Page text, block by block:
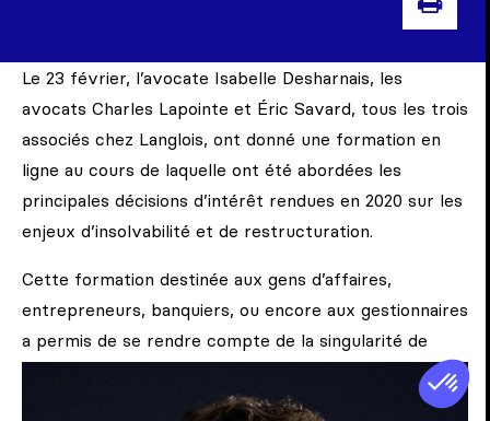
Le 23 février, l’avocate Isabelle Desharnais, les
avocats Charles Lapointe et Éric Savard, tous les trois
associés chez Langlois, ont donné une formation en
ligne au cours de laquelle ont été abordées les
principales décisions d’intérêt rendues en 2020 sur les
enjeux d’insolvabilité et de restructuration.
Cette formation destinée aux gens d’affaires,
entrepreneurs, banquiers, ou encore aux gestionnaires
a permis de se rendre compte de la singularité de
l’année 2020 par rapport aux cas élevés d’insolvabilité
et de restructurations.